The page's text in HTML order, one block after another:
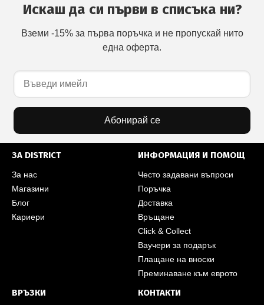
Искаш да си първи в списъка ни?
Вземи -15% за първа поръчка и не пропускай нито
една оферта.
Абонирай се
ЗА DISTRICT
За нас
Магазини
Блог
Кариери
ИНФОРМАЦИЯ И ПОМОЩ
Често задавани въпроси
Поръчка
Доставка
Връщане
Click & Collect
Ваучери за подарък
Плащане на вноски
Преминаване към еврото
ВРЪЗКИ КОНТАКТИ